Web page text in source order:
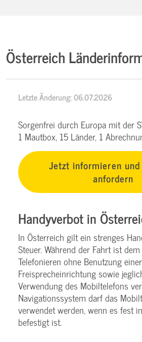
Österreich
Letzte Änderung: 06.07.2026
Sorgenfrei durch Europa mit der
1 Mautbox, 15 Länder, 1
Jetzt informieren
anfordern
Handyverbot in
In Österreich gilt ein strenges
Steuer. Während der Fahrt ist
Telefonieren ohne Benutzung einer
Freisprecheinrichtung sowie
Verwendung des Mobiltelefons
Navigationssystem darf das
verwendet werden, wenn es fest
befestigt ist.